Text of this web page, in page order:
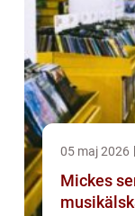
05 maj 2026
Mickes